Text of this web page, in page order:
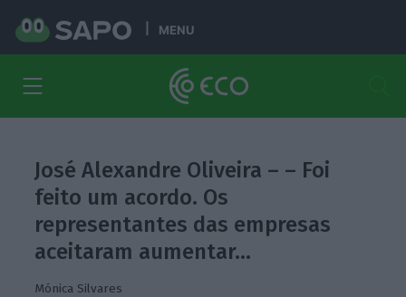
MENU
José Alexandre Oliveira – – Foi
feito um acordo. Os
representantes das empresas
aceitaram aumentar…
Mónica Silvares